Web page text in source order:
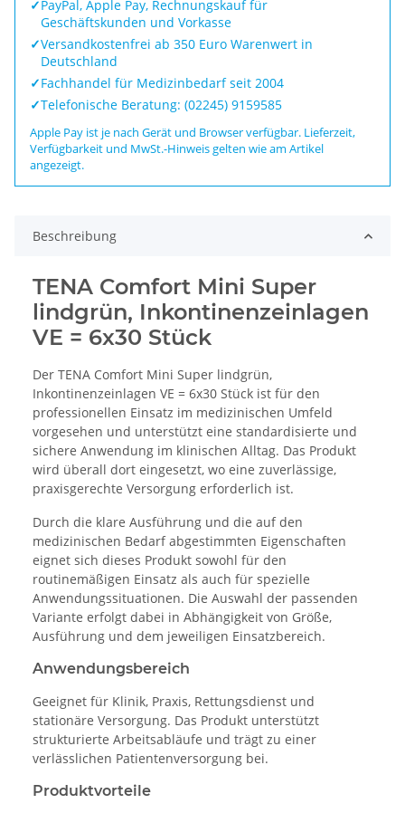
✓PayPal, Apple Pay, Rechnungskauf für
Geschäftskunden und Vorkasse
✓Versandkostenfrei ab 350 Euro Warenwert in
Deutschland
✓Fachhandel für Medizinbedarf seit 2004
✓Telefonische Beratung: (02245) 9159585
Apple Pay ist je nach Gerät und Browser verfügbar. Lieferzeit,
Verfügbarkeit und MwSt.-Hinweis gelten wie am Artikel
angezeigt.
Beschreibung
TENA Comfort Mini Super
lindgrün, Inkontinenzeinlagen
VE = 6x30 Stück
Der TENA Comfort Mini Super lindgrün,
Inkontinenzeinlagen VE = 6x30 Stück ist für den
professionellen Einsatz im medizinischen Umfeld
vorgesehen und unterstützt eine standardisierte und
sichere Anwendung im klinischen Alltag. Das Produkt
wird überall dort eingesetzt, wo eine zuverlässige,
praxisgerechte Versorgung erforderlich ist.
Durch die klare Ausführung und die auf den
medizinischen Bedarf abgestimmten Eigenschaften
eignet sich dieses Produkt sowohl für den
routinemäßigen Einsatz als auch für spezielle
Anwendungssituationen. Die Auswahl der passenden
Variante erfolgt dabei in Abhängigkeit von Größe,
Ausführung und dem jeweiligen Einsatzbereich.
Anwendungsbereich
Geeignet für Klinik, Praxis, Rettungsdienst und
stationäre Versorgung. Das Produkt unterstützt
strukturierte Arbeitsabläufe und trägt zu einer
verlässlichen Patientenversorgung bei.
Produktvorteile